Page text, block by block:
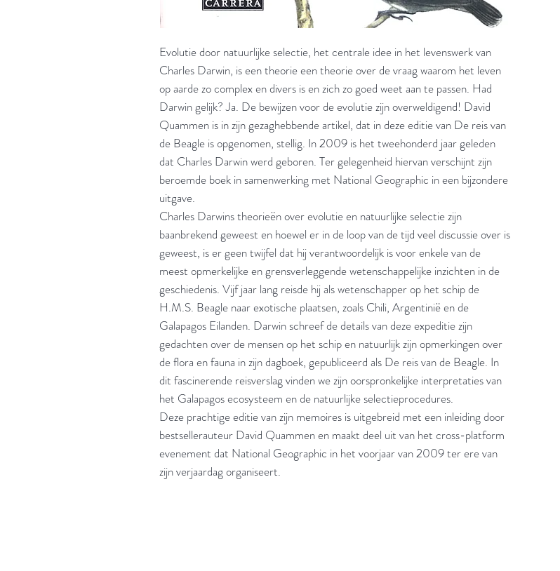
Evolutie door natuurlijke selectie, het centrale idee in het levenswerk van
Charles Darwin, is een theorie een theorie over de vraag waarom het leven
op aarde zo complex en divers is en zich zo goed weet aan te passen. Had
Darwin gelijk? Ja. De bewijzen voor de evolutie zijn overweldigend! David
Quammen is in zijn gezaghebbende artikel, dat in deze editie van De reis van
de Beagle is opgenomen, stellig. In 2009 is het tweehonderd jaar geleden
dat Charles Darwin werd geboren. Ter gelegenheid hiervan verschijnt zijn
beroemde boek in samenwerking met National Geographic in een bijzondere
uitgave.
Charles Darwins theorieën over evolutie en natuurlijke selectie zijn
baanbrekend geweest en hoewel er in de loop van de tijd veel discussie over is
geweest, is er geen twijfel dat hij verantwoordelijk is voor enkele van de
meest opmerkelijke en grensverleggende wetenschappelijke inzichten in de
geschiedenis. Vijf jaar lang reisde hij als wetenschapper op het schip de
H.M.S. Beagle naar exotische plaatsen, zoals Chili, Argentinië en de
Galapagos Eilanden. Darwin schreef de details van deze expeditie zijn
gedachten over de mensen op het schip en natuurlijk zijn opmerkingen over
de flora en fauna in zijn dagboek, gepubliceerd als De reis van de Beagle. In
dit fascinerende reisverslag vinden we zijn oorspronkelijke interpretaties van
het Galapagos ecosysteem en de natuurlijke selectieprocedures.
Deze prachtige editie van zijn memoires is uitgebreid met een inleiding door
bestsellerauteur David Quammen en maakt deel uit van het cross-platform
evenement dat National Geographic in het voorjaar van 2009 ter ere van
zijn verjaardag organiseert.